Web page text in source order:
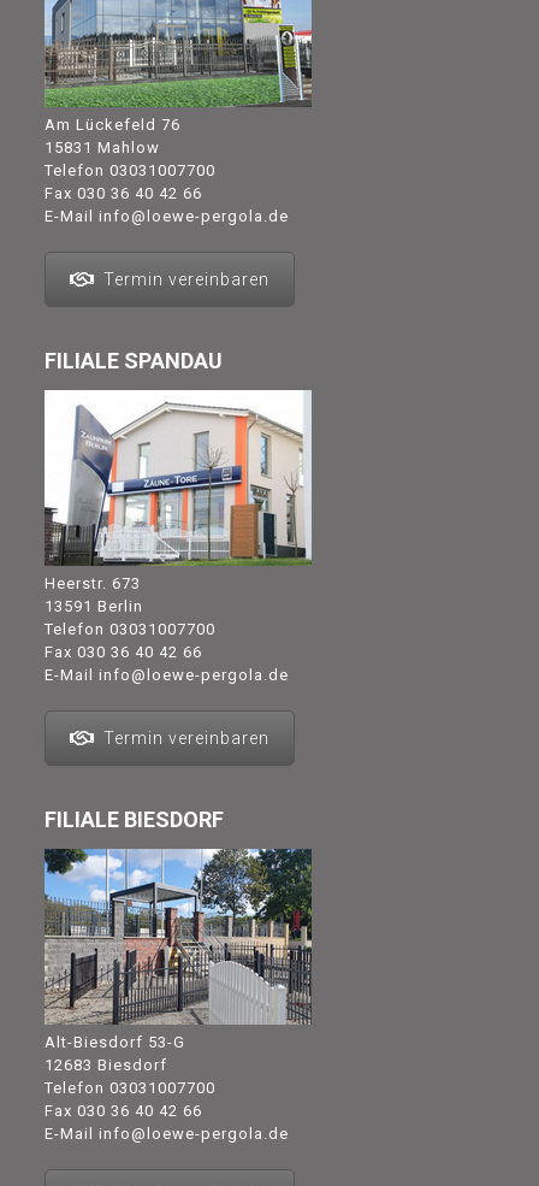
Am Lückefeld 76
15831 Mahlow
Telefon 03031007700
Fax 030 36 40 42 66
E-Mail info@loewe-pergola.de
Termin vereinbaren
FILIALE SPANDAU
Heerstr. 673
13591 Berlin
Telefon 03031007700
Fax 030 36 40 42 66
E-Mail info@loewe-pergola.de
Termin vereinbaren
FILIALE BIESDORF
Alt-Biesdorf 53-G
12683 Biesdorf
Telefon 03031007700
Fax 030 36 40 42 66
E-Mail info@loewe-pergola.de